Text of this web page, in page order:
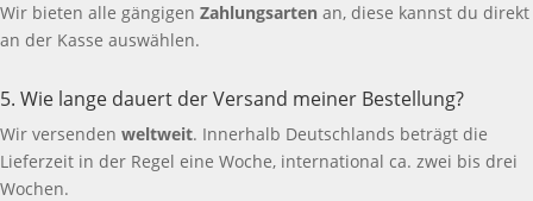
Wir bieten alle gängigen Zahlungsarten an, diese kannst du direkt
an der Kasse auswählen.
5. Wie lange dauert der Versand meiner Bestellung?
Wir versenden weltweit. Innerhalb Deutschlands beträgt die
Lieferzeit in der Regel eine Woche, international ca. zwei bis drei
Wochen.